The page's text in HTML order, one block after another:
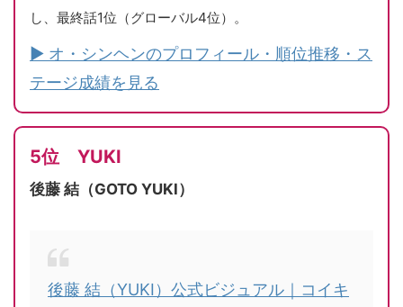
し、最終話1位（グローバル4位）。
▶ オ・シンヘンのプロフィール・順位推移・ス
テージ成績を見る
5位 YUKI
後藤 結（GOTO YUKI）
後藤 結（YUKI）公式ビジュアル｜コイキ